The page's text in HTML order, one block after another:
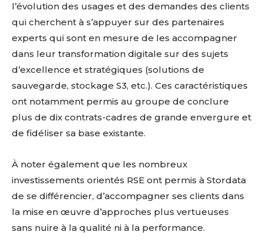
l’évolution des usages et des demandes des clients
qui cherchent à s’appuyer sur des partenaires
experts qui sont en mesure de les accompagner
dans leur transformation digitale sur des sujets
d’excellence et stratégiques (solutions de
sauvegarde, stockage S3, etc.). Ces caractéristiques
ont notamment permis au groupe de conclure
plus de dix contrats-cadres de grande envergure et
de fidéliser sa base existante.
À noter également que les nombreux
investissements orientés RSE ont permis à Stordata
de se différencier, d’accompagner ses clients dans
la mise en œuvre d’approches plus vertueuses
sans nuire à la qualité ni à la performance.